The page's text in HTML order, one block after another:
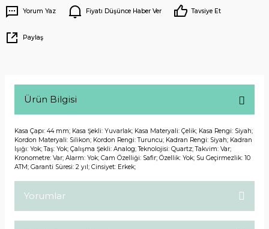
Yorum Yaz Fiyatı Düşünce Haber Ver Tavsiye Et
Paylaş
Ürün Bilgisi
Kasa Çapı: 44 mm; Kasa Şekli: Yuvarlak; Kasa Materyali: Çelik; Kasa Rengi: Siyah;
Kordon Materyali: Silikon; Kordon Rengi: Turuncu; Kadran Rengi: Siyah; Kadran
Işığı: Yok; Taş: Yok; Çalışma Şekli: Analog; Teknolojisi: Quartz; Takvim: Var;
Kronometre: Var; Alarm: Yok; Cam Özelliği: Safir; Özellik: Yok; Su Geçirmezlik: 10
ATM; Garanti Süresi: 2 yıl; Cinsiyet: Erkek;
Yorumlar